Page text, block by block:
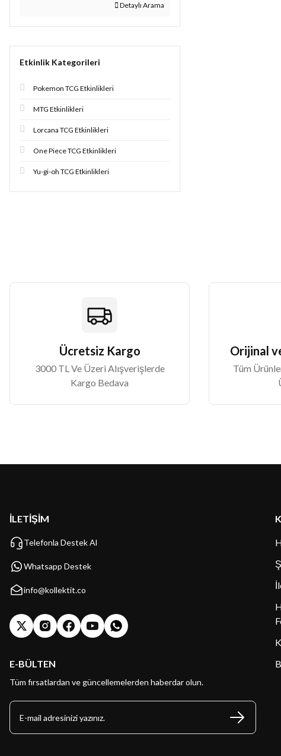
Detaylı Arama
Etkinlik Kategorileri
Pokemon TCG Etkinlikleri
MTG Etkinlikleri
Lorcana TCG Etkinlikleri
One Piece TCG Etkinlikleri
Yu-gi-oh TCG Etkinlikleri
Ücretsiz Kargo
3000 TL Ve Üzeri Alışverişlerde
Kargo Bedava
Orijinal
Tüm
İLETİŞİM
Telefonla Destek Al
Whatsapp Destek
info@kollektit.co
E-BÜLTEN
Tüm fırsatlardan ve güncellemelerden haberdar olun.